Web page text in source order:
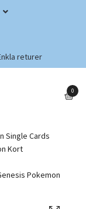
returer
0
Single Cards
Kort
Pokemon